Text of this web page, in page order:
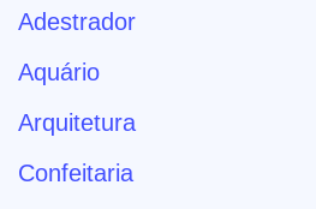
Adestrador
Aquário
Arquitetura
Confeitaria